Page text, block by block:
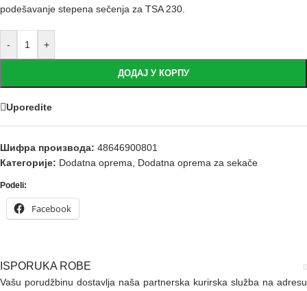
podešavanje stepena sečenja za TSA 230.
- +
ДОДАЈ У КОРПУ
Uporedite
Шифра производа: 48646900801
Категорије: Dodatna oprema Dodatna oprema za sekače
Podeli:
Facebook
ISPORUKA ROBE
Vašu porudžbinu dostavlja naša partnerska kurirska služba na adresu